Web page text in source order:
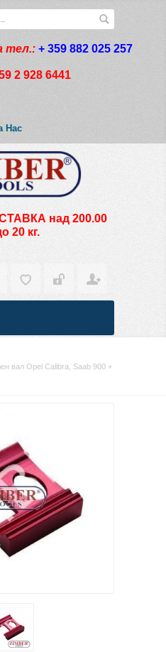
тел.: + 359 882 025 257
2 928 6441
Нас
над 200.00
20 кг.
вал Opel Calibra, Saab 900 +